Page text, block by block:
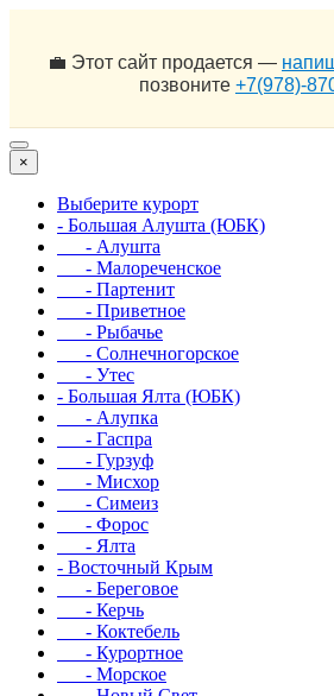
💼 Этот сайт продается —
позвоните +7(978)-
×
Выберите курорт
- Большая Алушта (ЮБК)
- Алушта
- Малореченское
- Партенит
- Приветное
- Рыбачье
- Солнечногорское
- Утес
- Большая Ялта (ЮБК)
- Алупка
- Гаспра
- Гурзуф
- Мисхор
- Симеиз
- Форос
- Ялта
- Восточный Крым
- Береговое
- Керчь
- Коктебель
- Курортное
- Морское